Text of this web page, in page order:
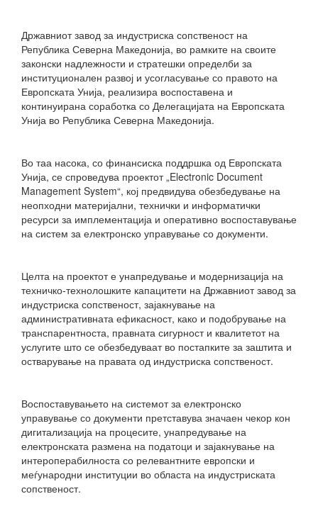
Државниот завод за индустриска сопственост на
Република Северна Македонија, во рамките на своите
законски надлежности и стратешки определби за
институционален развој и усогласување со правото на
Европската Унија, реализира воспоставена и
континуирана соработка со Делегацијата на Европската
Унија во Република Северна Македонија.
Во таа насока, со финансиска поддршка од Европската
Унија, се спроведува проектот „Electronic Document
Management System“, кој предвидува обезбедување на
неопходни материјални, технички и информатички
ресурси за имплементација и оперативно воспоставување
на систем за електронско управување со документи.
Целта на проектот е унапредување и модернизација на
техничко-технолошките капацитети на Државниот завод за
индустриска сопственост, зајакнување на
административната ефикасност, како и подобрување на
транспарентноста, правната сигурност и квалитетот на
услугите што се обезбедуваат во постапките за заштита и
остварување на правата од индустриска сопственост.
Воспоставувањето на системот за електронско
управување со документи претставува значаен чекор кон
дигитализација на процесите, унапредување на
електронската размена на податоци и зајакнување на
интероперабилноста со релевантните европски и
меѓународни институции во областа на индустриската
сопственост.